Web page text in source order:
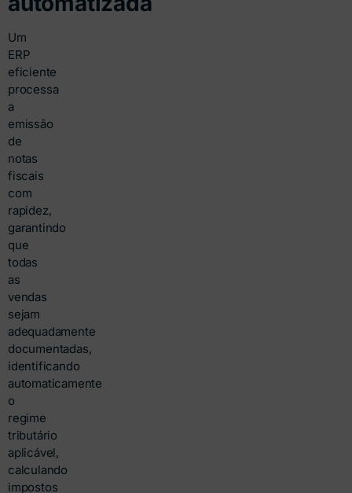
Um
ERP
eficiente
processa
a
emissão
de
notas
fiscais
com
rapidez,
garantindo
que
todas
as
vendas
sejam
adequadamente
documentadas,
identificando
automaticamente
o
regime
tributário
aplicável,
calculando
impostos